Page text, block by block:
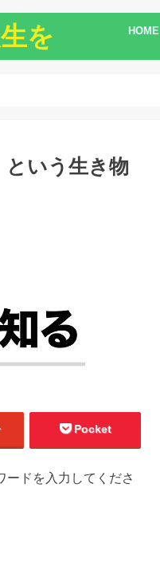
を HOME
いう生き物
Pocket
ードを入力してくださ